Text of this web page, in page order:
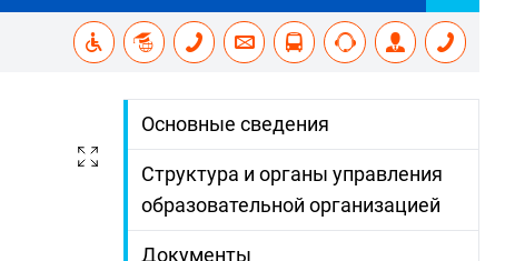
Основные сведения
Структура и органы управления
образовательной организацией
Документы